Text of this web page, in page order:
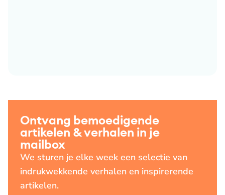
Ontvang bemoedigende
artikelen & verhalen in je
mailbox
We sturen je elke week een selectie van
indrukwekkende verhalen en inspirerende
artikelen.